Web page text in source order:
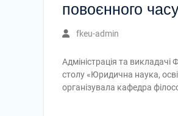
повоєнного
fkeu-admin
Адміністрація та
столу «Юридична наука,
організувала кафедра